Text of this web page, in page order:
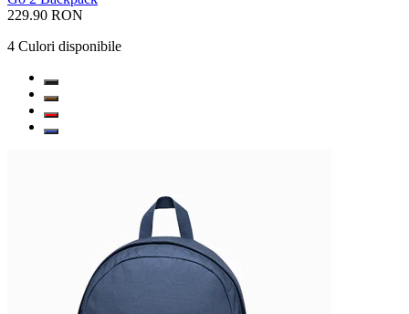
229.90 RON
4 Culori disponibile